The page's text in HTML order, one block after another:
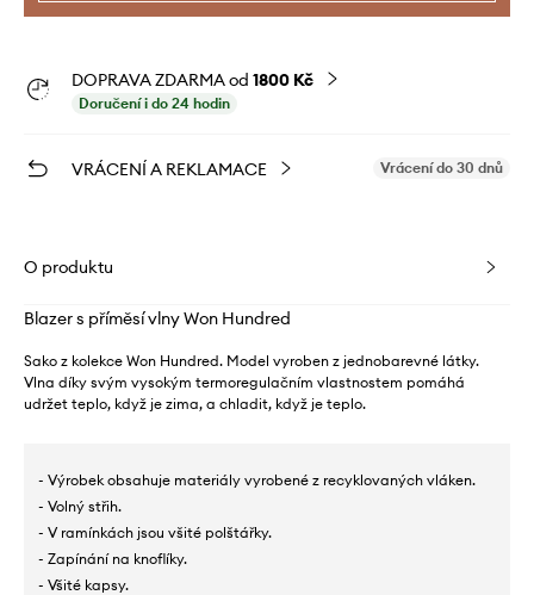
DOPRAVA ZDARMA od 1800 Kč
Doručení i do 24 hodin
VRÁCENÍ A REKLAMACE Vrácení do 30 dnů
O produktu
Blazer s příměsí vlny Won Hundred
Sako z kolekce Won Hundred. Model vyroben z jednobarevné látky.
Vlna díky svým vysokým termoregulačním vlastnostem pomáhá
udržet teplo, když je zima, a chladit, když je teplo.
- Výrobek obsahuje materiály vyrobené z recyklovaných vláken.
- Volný střih.
- V ramínkách jsou všité polštářky.
- Zapínání na knoflíky.
- Všité kapsy.